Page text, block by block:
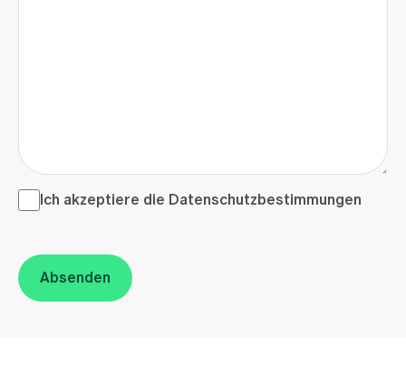
Ich akzeptiere die <a href="/de/datenschutzerklaerung"
Ich akzeptiere die Datenschutzbestimmungen
Absenden